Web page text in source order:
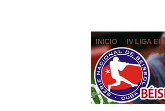
INICIO IV LIGA